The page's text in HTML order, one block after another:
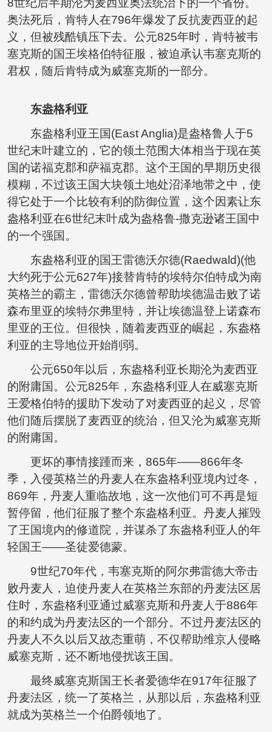
奥法死后，肯特人在796年爆发了反抗麦西亚的起
义，但被残酷镇压下去。公元825年时，肯特被韦
塞克斯的国王埃格伯特征服，被迫承认韦塞克斯的
君权，随后肯特成为威塞克斯的一部分。
东盎格利亚
东盎格利亚王国(East Anglia)是盎格鲁人于5
世纪末叶建立的，它的领土范围大体相当于现在英
国的诺福克郡和萨福克郡。这个王国的早期历史很
模糊，不过该王国大块领土地处沼泽地带之中，使
得它处于一个比较有利的防御位置，这个因素让东
盎格利亚在6世纪末叶成为盎格鲁-撒克逊诸王国中
的一个强国。
东盎格利亚的国王雷德沃尔德(Raedwald)(他
大约死于公元627年)接替肯特的埃特尔伯特成为南
英格兰的霸主，雷德沃尔德曾帮助埃德温击败了诺
森布里亚的埃特尔弗里特，并让埃德温登上诺森布
里亚的王位。但很快，随着麦西亚的崛起，东盎格
利亚的主导地位开始削弱。
公元650年以后，东盎格利亚长期沦为麦西亚
的附庸国。公元825年，东盎格利亚人在威塞克斯
王爱格伯特的援助下发动了对麦西亚的起义，尽管
他们随后摆脱了麦西亚的统治，但又沦为威塞克斯
的附庸国。
更坏的事情接踵而来，865年——866年冬
季，入侵英格兰的丹麦人在东盎格利亚境内过冬，
869年，丹麦人重临故地，这一次他们可不再是短
暂停留，他们征服了整个东盎格利亚。丹麦人摧毁
了王国境内的修道院，并谋杀了东盎格利亚人的年
轻国王——圣徒爱德蒙。
9世纪70年代，韦塞克斯的阿尔弗雷德大帝击
败丹麦人，迫使丹麦人在英格兰东部的丹麦法区居
住时，东盎格利亚通过威塞克斯和丹麦人于886年
的和约成为丹麦法区的一个部分。不过丹麦法区的
丹麦人不久以后又故态重萌，不仅帮助维京人侵略
威塞克斯，还不断地侵扰该王国。
最终威塞克斯国王长者爱德华在917年征服了
丹麦法区，统一了英格兰，从那以后，东盎格利亚
就成为英格兰一个伯爵领地了。